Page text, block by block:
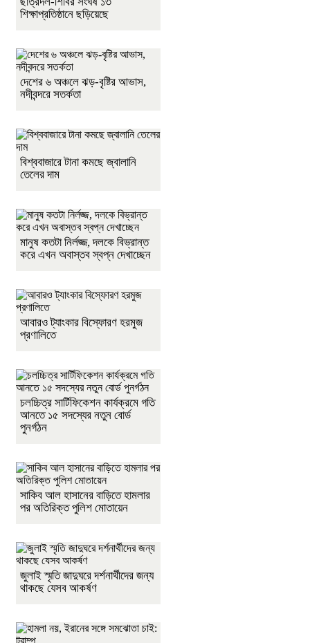
শিক্ষাপ্রতিষ্ঠানে ছড়িয়েছে
দেশের ৬ অঞ্চলে ঝড়-বৃষ্টির আভাস,
নদীবন্দরে সতর্কতা
বিশ্ববাজারে টানা কমছে জ্বালানি
তেলের দাম
মানুষ কতটা নির্লজ্জ, দলকে বিভ্রান্ত
করে এখন অবাস্তব স্বপ্ন দেখাচ্ছেন
আবারও ট্যাংকার বিস্ফোরণ হরমুজ
প্রণালিতে
চলচ্চিত্র সার্টিফিকেশন কার্যক্রমে গতি
আনতে ১৫ সদস্যের নতুন বোর্ড
পুনর্গঠন
সাকিব আল হাসানের বাড়িতে হামলার
পর অতিরিক্ত পুলিশ মোতায়েন
জুলাই স্মৃতি জাদুঘরে দর্শনার্থীদের জন্য
থাকছে যেসব আকর্ষণ